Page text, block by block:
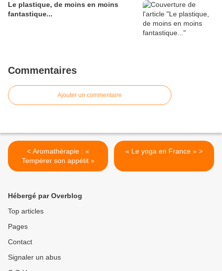
Le plastique, de moins en moins
fantastique...
Commentaires
Ajouter un commentaire
< Aromathérapie : «
Tempérer son appétit »
« Le yoga en France » >
Hébergé par Overblog
Top articles
Pages
Contact
Signaler un abus